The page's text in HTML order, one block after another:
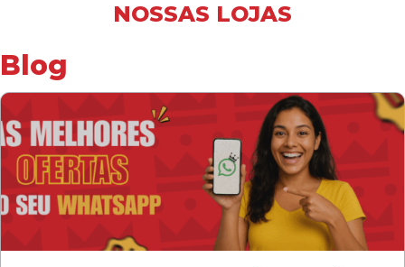
NOSSAS LOJAS
Blog